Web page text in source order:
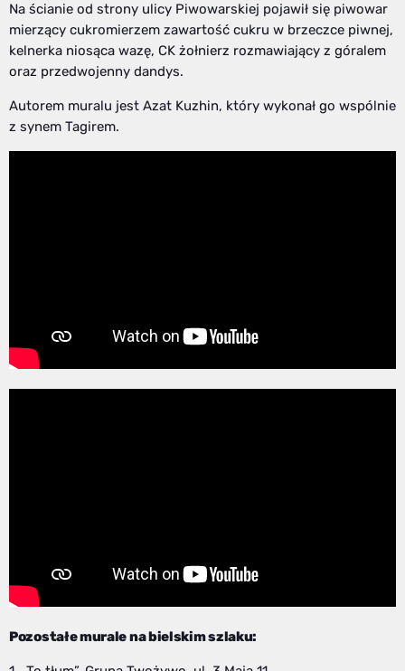
Na ścianie od strony ulicy Piwowarskiej pojawił się piwowar
mierzący cukromierzem zawartość cukru w brzeczce piwnej,
kelnerka niosąca wazę, CK żołnierz rozmawiający z góralem
oraz przedwojenny dandys.
Autorem muralu jest Azat Kuzhin, który wykonał go wspólnie
z synem Tagirem.
Pozostałe murale na bielskim szlaku: